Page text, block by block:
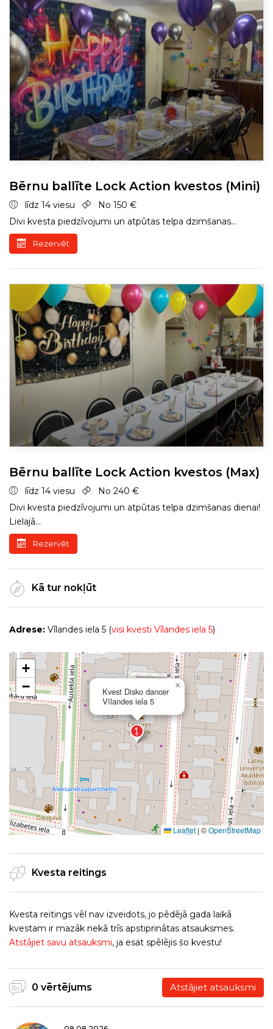
Bērnu ballīte Lock Action kvestos (Mini)
līdz 14 viesu
No 150 €
Divi kvesta piedzīvojumi un atpūtas telpa dzimšanas...
Rezervēt
Bērnu ballīte Lock Action kvestos (Max)
līdz 14 viesu
No 240 €
Divi kvesta piedzīvojumi un atpūtas telpa dzimšanas dienai!
Lielajā...
Rezervēt
Kā tur nokļūt
Adrese: Vīlandes iela 5 (visi kvesti Vīlandes iela 5)
Kvest Disko dancer
Vīlandes iela 5
×
+
−
Leaflet | ©OpenStreetMap
Kvesta reitings
Kvesta reitings vēl nav izveidots, jo pēdējā gada laikā
kvestam ir mazāk nekā trīs apstiprinātas atsauksmes.
Atstājiet savu atsauksmi, ja esat spēlējis šo kvestu!
0 vērtējums Atstājiet atsauksmi